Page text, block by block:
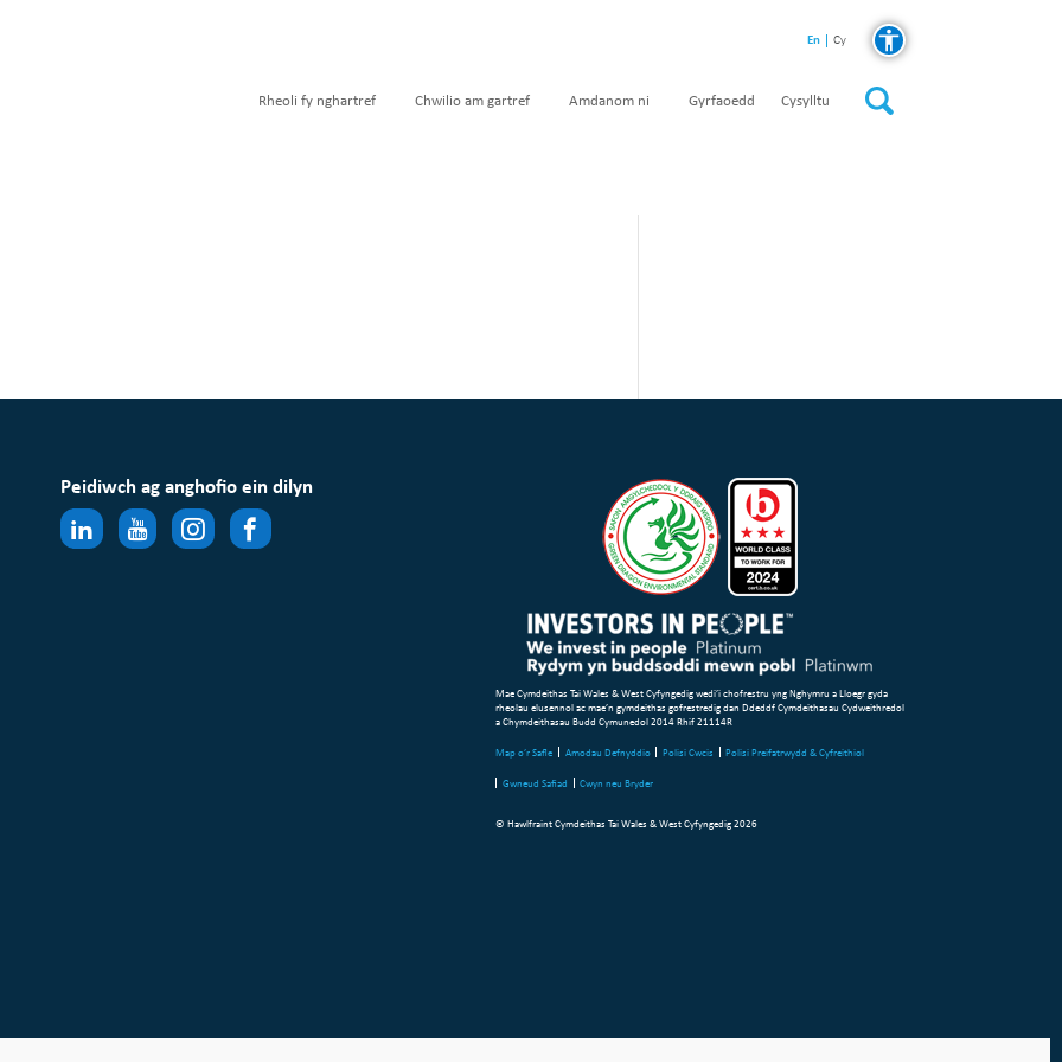
En Cy
Rheoli fy nghartref Chwilio am gartref Amdanom ni Gyrfaoedd Cysylltu
Peidiwch ag anghofio ein dilyn
Mae Cymdeithas Tai Wales & West Cyfyngedig wedi’i chofrestru yng Nghymru a Lloegr gyda
rheolau elusennol ac mae’n gymdeithas gofrestredig dan Ddeddf Cymdeithasau Cydweithredol
a Chymdeithasau Budd Cymunedol 2014 Rhif 21114R
Map o’r Safle Amodau Defnyddio Polisi Cwcis Polisi Preifatrwydd & Cyfreithiol
Gwneud Safiad Cwyn neu Bryder
© Hawlfraint Cymdeithas Tai Wales & West Cyfyngedig 2026